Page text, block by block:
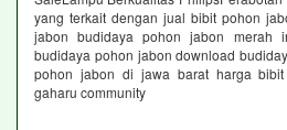
yang terkait dengan jual bibit pohon
jabon budidaya pohon jabon merah
budidaya pohon jabon download
pohon jabon di jawa barat harga
gaharu community